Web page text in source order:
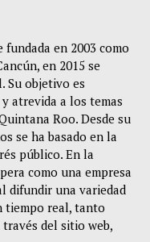
en 2003 como
en 2015 se
Su objetivo es
atrevida a los temas
Roo. Desde su
se ha basado en la
público. En la
como una empresa
difundir una variedad
tiempo real, tanto
del sitio web,